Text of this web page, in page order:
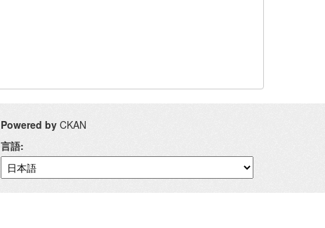
Powered by CKAN
言語